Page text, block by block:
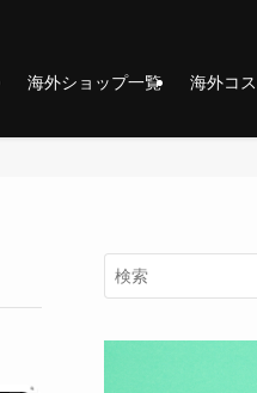
海外ショップ一覧 海外コ